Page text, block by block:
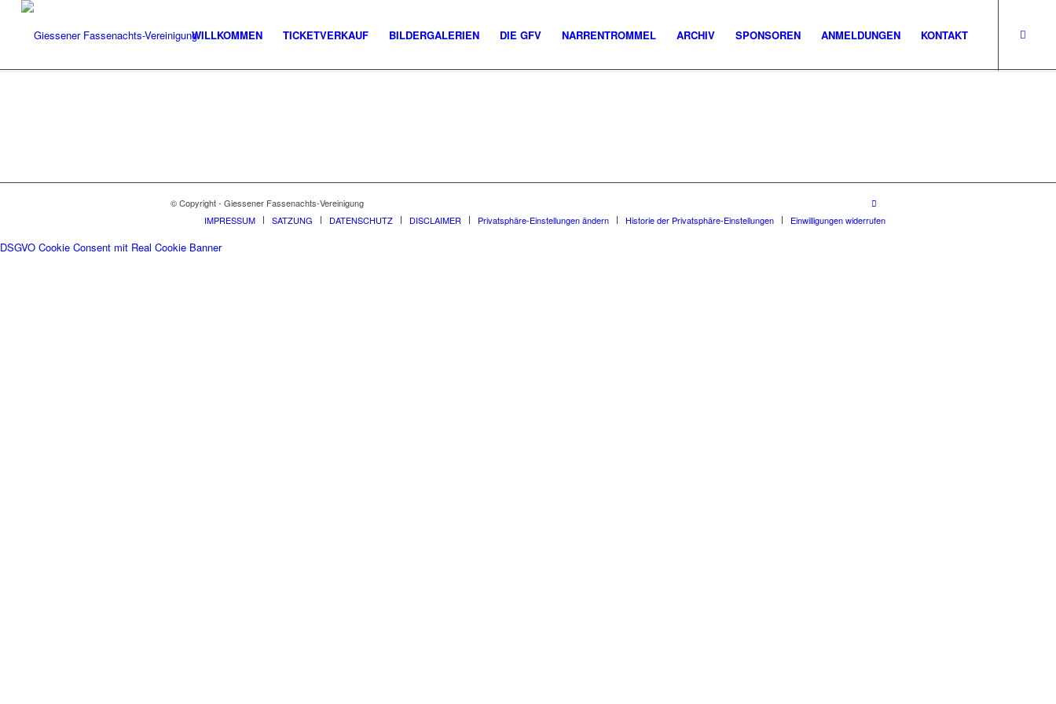
WILLKOMMEN TICKETVERKAUF BILDERGALERIEN DIE GFV NARRENTROMMEL ARCHIV SPONSOREN ANMELDUNGEN KONTAKT
© Copyright - Giessener Fassenachts-Vereinigung
IMPRESSUM
SATZUNG DATENSCHUTZ DISCLAIMER Privatsphäre-Einstellungen ändern Historie der Privatsphäre-Einstellungen Einwilligungen widerrufen
DSGVO Cookie Consent mit Real Cookie Banner